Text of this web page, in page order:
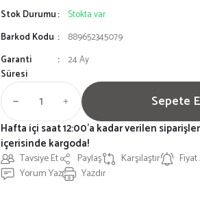
Stok Durumu
Stokta var
Barkod Kodu
889652345079
Garanti
Süresi
24 Ay
Sepete
Tavsiye Et Paylaş Karşılaştır
Yorum Yaz
Yazdır
Hafta içi saat 12:00'a kadar verilen
içerisinde kargoda!